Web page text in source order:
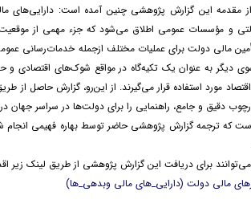
مقدمه این گزارش پژوهشی چنین آمده است: دارایی‌های
و مؤسسات عمومی اطلاق می‌شود که جزء مهمی از
مالی دولت برای عملیات مختلف ازجمله خدمات‌رسانی
دیگر به عنوان یک تکیه‌گاه در مواقع شوک‌های اقتصادی و
مورد استفاده قرار می‌گیرند. از این‌رو، گزارش حاصل از
دقیق و جامع، راهنمایی را برای دولت‌ها در سراسر
برای دریافت این گزارش پژوهشی از طریق لینک زیر
مالی دولت (دارایی_های مالی وبدهی_ها)